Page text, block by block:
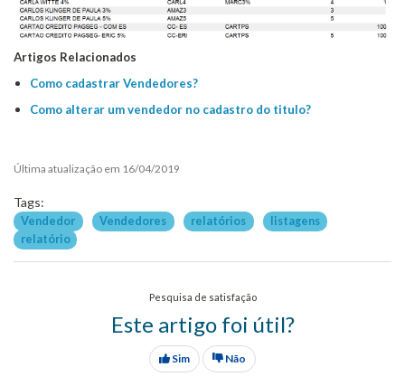
Artigos Relacionados
Como cadastrar Vendedores?
Como alterar um vendedor no cadastro do titulo?
Última atualização em 16/04/2019
Tags:
Vendedor Vendedores relatórios
listagens
relatório
Pesquisa de satisfação
Este artigo foi útil?
Sim Não